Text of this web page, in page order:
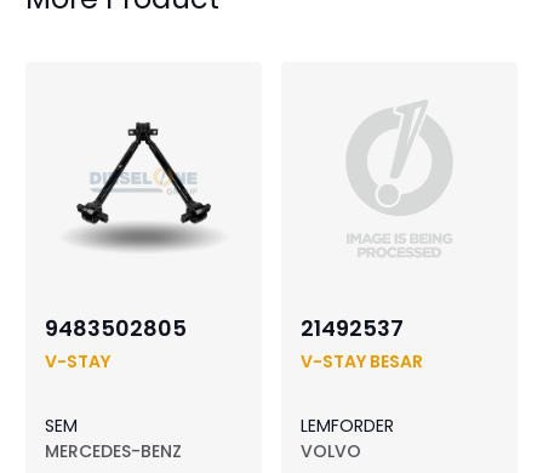
9483502805
V-STAY
SEM
MERCEDES-BENZ
21492537
V-STAY BESAR
LEMFORDER
VOLVO